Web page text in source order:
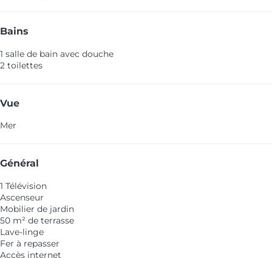
Bains
1 salle de bain avec douche
2 toilettes
Vue
Mer
Général
1 Télévision
Ascenseur
Mobilier de jardin
50 m² de terrasse
Lave-linge
Fer à repasser
Accès internet